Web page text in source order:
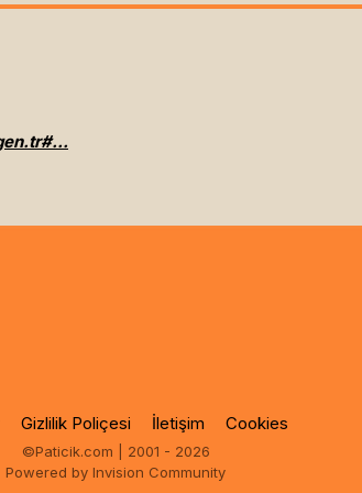
Gizlilik Poliçesi İletişim Cookies
©Paticik.com | 2001 - 2026
Powered by Invision Community